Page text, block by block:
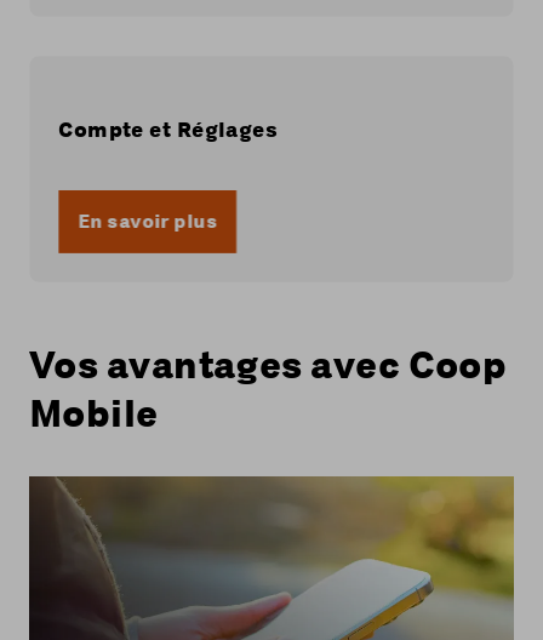
Compte et Réglages
En savoir plus
Vos avantages avec Coop
Mobile
Avec tous les abonnements mobiles de Coop
Mobile, vous utilisez le réseau 5G de Swisscom.